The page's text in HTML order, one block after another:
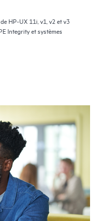
HP-UX 11i, v1, v2 et v3
Integrity et systèmes